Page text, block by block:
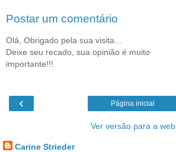
Postar um comentário
Olá, Obrigado pela sua visita...
Deixe seu recado, sua opinião é muito
importante!!!
‹ Página inicial
Ver versão para a web
Carine Strieder